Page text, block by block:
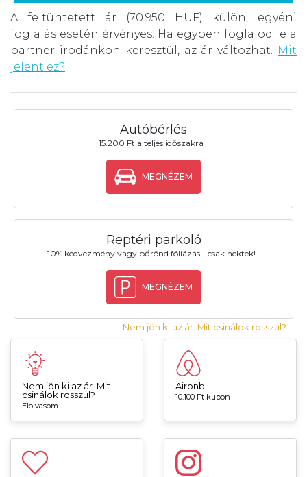
A feltüntetett ár (70.950 HUF) külön, egyéni
foglalás esetén érvényes. Ha egyben foglalod le a
partner irodánkon keresztül, az ár változhat.
Mit
jelent ez?
Autóbérlés
15.200 Ft a teljes időszakra
MEGNÉZEM
Reptéri parkoló
10% kedvezmény vagy bőrönd fóliázás - csak nektek!
MEGNÉZEM
Nem jön ki az ár. Mit csinálok rosszul?
Nem jön ki az ár. Mit
csinálok rosszul?
Elolvasom
Airbnb
10.100 Ft kupon